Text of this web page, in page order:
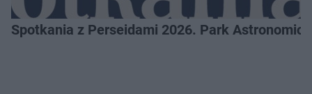
Spotkania z Perseidami 2026. Park